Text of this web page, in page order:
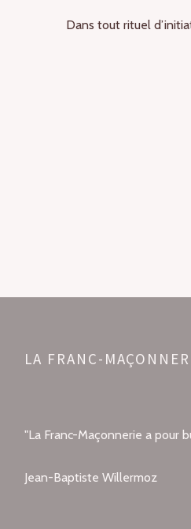
Dans tout rituel
LA FRANC-
"La Franc-Maçonnerie a pour
Jean-Baptiste Willermoz